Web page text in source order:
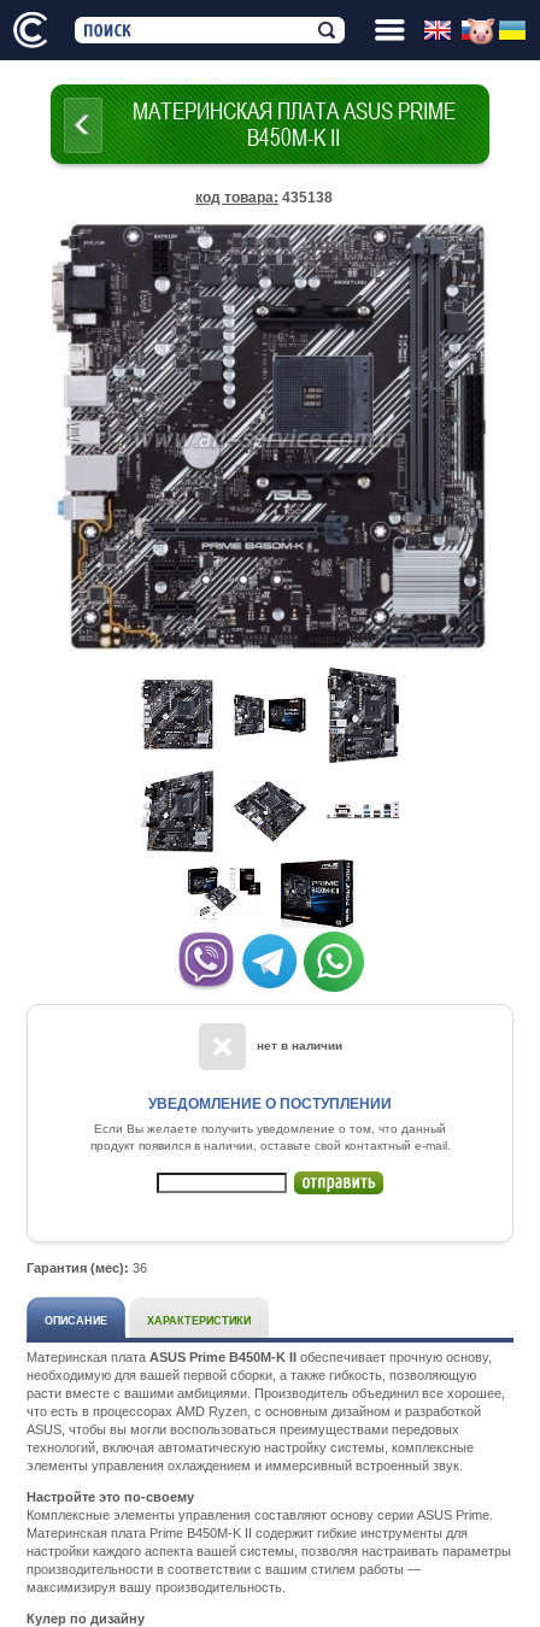
МАТЕРИНСКАЯ ПЛАТА ASUS PRIME
B450M-K II
код товара: 435138
нет в наличии
УВЕДОМЛЕНИЕ О ПОСТУПЛЕНИИ
Если Вы желаете получить уведомление о том, что данный
продукт появился в наличии, оставьте свой контактный e-mail.
Гарантия (мес): 36
ОПИСАНИЕ ХАРАКТЕРИСТИКИ
Материнская платаASUS Prime B450M-K II обеспечивает прочную основу,
необходимую для вашей первой сборки, а также гибкость, позволяющую
расти вместе с вашими амбициями. Производитель объединил все хорошее,
что есть в процессорах AMD Ryzen, с основным дизайном и разработкой
ASUS, чтобы вы могли воспользоваться преимуществами передовых
технологий, включая автоматическую настройку системы, комплексные
элементы управления охлаждением и иммерсивный встроенный звук.
Настройте это по-своему
Комплексные элементы управления составляют основу серии ASUS Prime.
Материнская плата Prime B450M-K II содержит гибкие инструменты для
настройки каждого аспекта вашей системы, позволяя настраивать параметры
производительности в соответствии с вашим стилем работы —
максимизируя вашу производительность.
Кулер по дизайну